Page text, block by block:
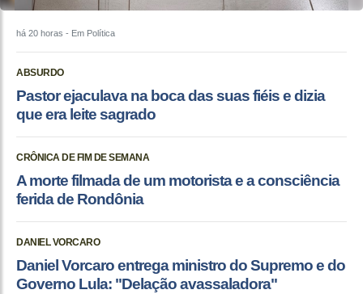
há 20 horas - Em Política
ABSURDO
Pastor ejaculava na boca das suas fiéis e dizia
que era leite sagrado
CRÔNICA DE FIM DE SEMANA
A morte filmada de um motorista e a consciência
ferida de Rondônia
DANIEL VORCARO
Daniel Vorcaro entrega ministro do Supremo e do
Governo Lula: "Delação avassaladora"